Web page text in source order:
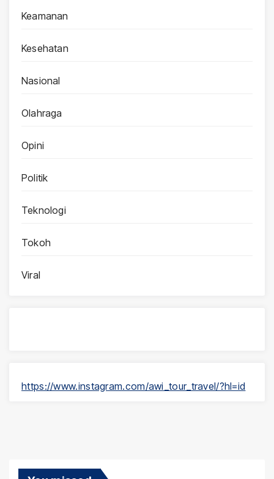
Keamanan
Kesehatan
Nasional
Olahraga
Opini
Politik
Teknologi
Tokoh
Viral
https://www.instagram.com/awi_tour_travel/?hl=id